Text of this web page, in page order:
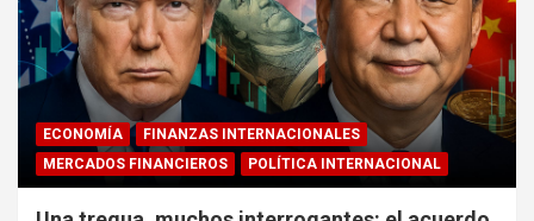
ECONOMÍA
FINANZAS INTERNACIONALES
MERCADOS FINANCIEROS
POLÍTICA INTERNACIONAL